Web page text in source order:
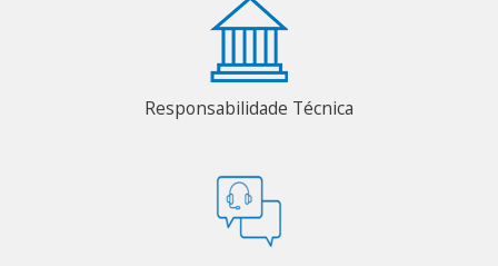
Responsabilidade Técnica